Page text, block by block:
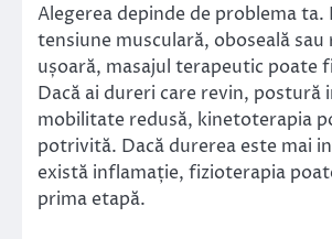
Alegerea depinde de problema ta.
tensiune musculară, oboseală
ușoară, masajul terapeutic poate
Dacă ai dureri care revin, postură
mobilitate redusă, kinetoterapia
potrivită. Dacă durerea este mai
există inflamație, fizioterapia
prima etapă.